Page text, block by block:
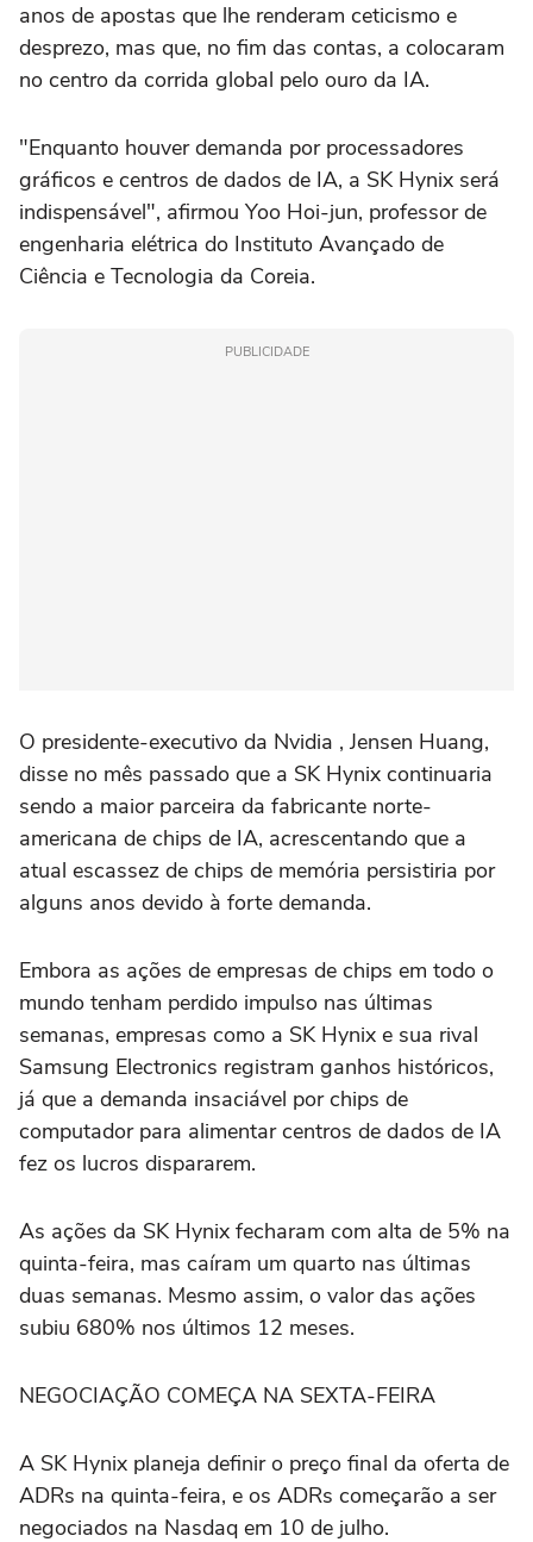
anos de apostas que lhe renderam ceticismo e
desprezo, mas que, no fim ⁠das contas, a colocaram
no centro da corrida global ‌pelo ouro da IA.
"Enquanto houver ‌demanda por processadores
gráficos e centros de dados de IA, a SK Hynix será
indispensável", afirmou Yoo Hoi-jun, professor de
engenharia elétrica do Instituto Avançado de
Ciência e Tecnologia da Coreia.
PUBLICIDADE
O presidente-executivo da Nvidia , Jensen Huang,
disse no mês passado que a SK ⁠Hynix continuaria
sendo a maior parceira da fabricante norte-
americana de chips de IA, acrescentando que a
atual escassez de chips de memória persistiria por
alguns anos devido à forte demanda.
Embora as ações de empresas de chips em todo o
mundo tenham perdido impulso nas últimas
semanas, empresas como a SK Hynix e sua ‌rival
Samsung Electronics registram ganhos históricos,
já que a demanda insaciável por chips de
computador para alimentar centros de dados de IA
fez os lucros dispararem.
As ações da SK Hynix fecharam ⁠com alta de 5% na
quinta-feira, mas caíram um quarto nas últimas
duas semanas. Mesmo assim, o valor das ações
subiu 680% nos últimos 12 meses.
NEGOCIAÇÃO COMEÇA NA SEXTA-FEIRA
A SK Hynix planeja definir o preço final da oferta de
ADRs na quinta-feira, e os ADRs começarão a ser
negociados na Nasdaq em 10 de julho.